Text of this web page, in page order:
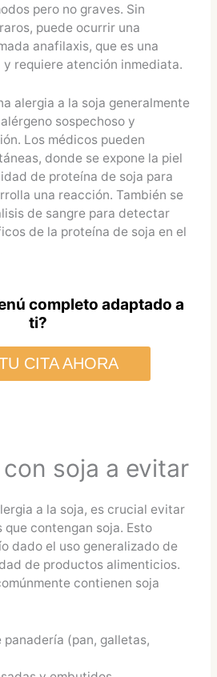
pero no graves. Sin
puede ocurrir una
anafilaxis, que es una
requiere atención inmediata​​.
alergia a la soja generalmente
sospechoso y
Los médicos pueden
donde se expone la piel
de proteína de soja para
una reacción. También se
de sangre para detectar
de la proteína de soja en el
completo adaptado a
ti?
CITA AHORA
soja a evitar
a la soja, es crucial evitar
contengan soja. Esto
dado el uso generalizado de
de productos alimenticios.
contienen soja
(pan, galletas,